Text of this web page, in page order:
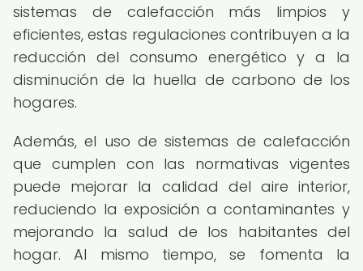
sistemas de calefacción más limpios y
eficientes, estas regulaciones contribuyen a la
reducción del consumo energético y a la
disminución de la huella de carbono de los
hogares.
Además, el uso de sistemas de calefacción
que cumplen con las normativas vigentes
puede mejorar la calidad del aire interior,
reduciendo la exposición a contaminantes y
mejorando la salud de los habitantes del
hogar. Al mismo tiempo, se fomenta la